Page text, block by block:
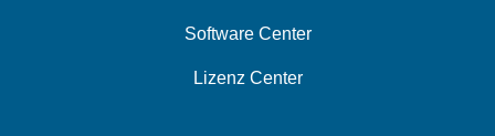
Software Center
Lizenz Center